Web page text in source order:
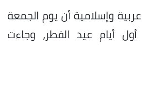
وإسلامية أن يوم الجمعة
أول أيام عيد الفطر، وجاءت